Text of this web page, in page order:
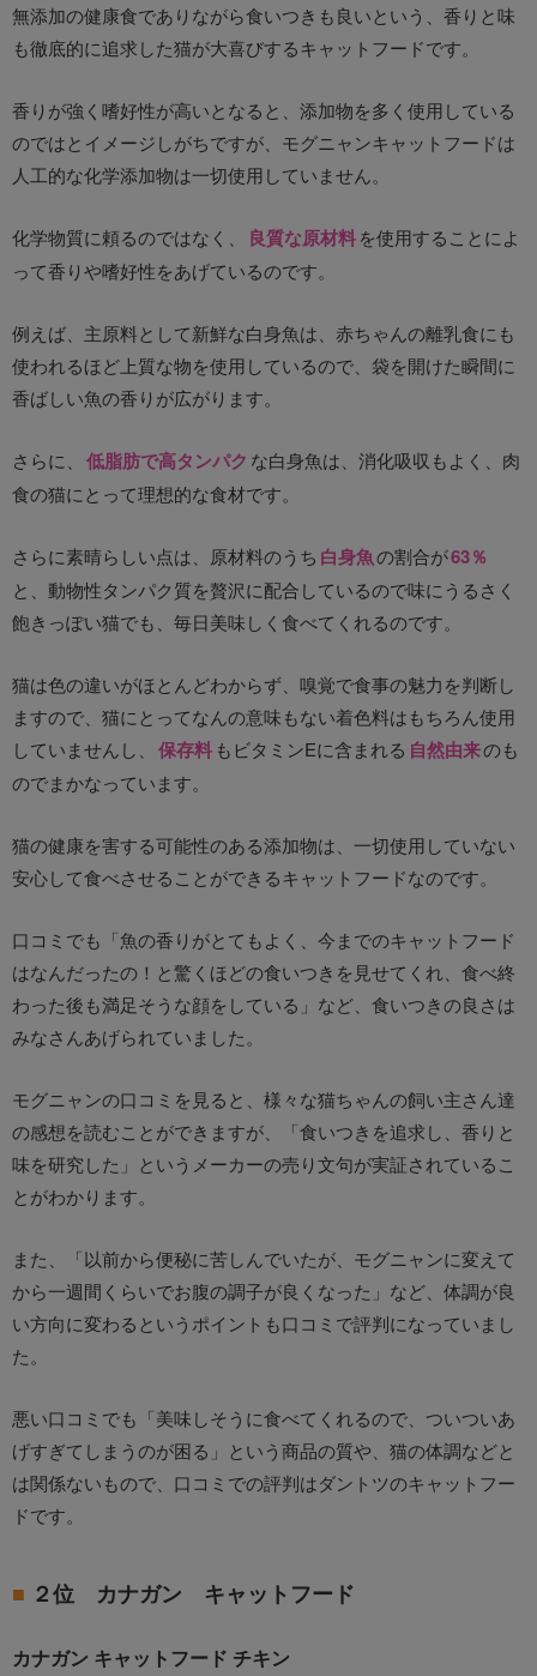
無添加の健康食でありながら食いつきも良いという、香りと味
も徹底的に追求した猫が大喜びするキャットフードです。
香りが強く嗜好性が高いとなると、添加物を多く使用している
のではとイメージしがちですが、モグニャンキャットフードは
人工的な化学添加物は一切使用していません。
化学物質に頼るのではなく、 良質な原材料を使用することによ
って香りや嗜好性をあげているのです。
例えば、主原料として新鮮な白身魚は、赤ちゃんの離乳食にも
使われるほど上質な物を使用しているので、袋を開けた瞬間に
香ばしい魚の香りが広がります。
さらに、 低脂肪で高タンパク な白身魚は、消化吸収もよく、肉
食の猫にとって理想的な食材です。
さらに素晴らしい点は、原材料のうち 白身魚の割合が63％
と、動物性タンパク質を贅沢に配合しているので味にうるさく
飽きっぽい猫でも、毎日美味しく食べてくれるのです。
猫は色の違いがほとんどわからず、嗅覚で食事の魅力を判断し
ますので、猫にとってなんの意味もない着色料はもちろん使用
していませんし、 保存料 もビタミンEに含まれる 自然由来のも
のでまかなっています。
猫の健康を害する可能性のある添加物は、一切使用していない
安心して食べさせることができるキャットフードなのです。
口コミでも「魚の香りがとてもよく、今までのキャットフード
はなんだったの！と驚くほどの食いつきを見せてくれ、食べ終
わった後も満足そうな顔をしている」など、食いつきの良さは
みなさんあげられていました。
モグニャンの口コミを見ると、様々な猫ちゃんの飼い主さん達
の感想を読むことができますが、「食いつきを追求し、香りと
味を研究した」というメーカーの売り文句が実証されているこ
とがわかります。
また、「以前から便秘に苦しんでいたが、モグニャンに変えて
から一週間くらいでお腹の調子が良くなった」など、体調が良
い方向に変わるというポイントも口コミで評判になっていまし
た。
悪い口コミでも「美味しそうに食べてくれるので、ついついあ
げすぎてしまうのが困る」という商品の質や、猫の体調などと
は関係ないもので、口コミでの評判はダントツのキャットフー
ドです。
２位 カナガン キャットフード
カナガン キャットフード チキン